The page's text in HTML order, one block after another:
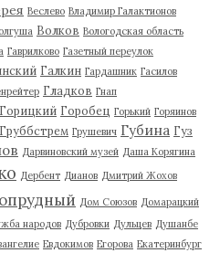
Веслево Владимир Галактионов
Волков Вологодская область
Гаврилково Газетный переулок
Галкин Гардашник Гасилов
Гладков Гнап
Горицкий Горобец Горький Горяинов
Груббстрем Грушевич Губина Гуз
Дарвиновский музей Даша Корягина
Дербент Дианов Дмитрий Жохов
Дом Союзов Домарацкий
народов Дубровки Дульцев Душанбе
Евдокимов Егорова Екатеринбург